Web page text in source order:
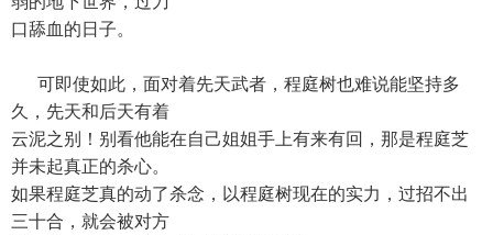
口舔血的日子。
可即使如此，面对着先天武者，程庭树也难说能坚持多
久，先天和后天有着
云泥之别！别看他能在自己姐姐手上有来有回，那是程庭芝
并未起真正的杀心。
如果程庭芝真的动了杀念，以程庭树现在的实力，过招不出
三十合，就会被对方